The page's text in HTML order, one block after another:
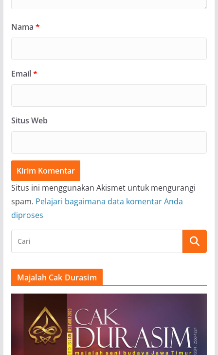
Nama *
Email*
Situs Web
Situs ini menggunakan Akismet untuk mengurangi
spam. Pelajari bagaimana data komentar Anda
diproses
Majalah Cak Durasim